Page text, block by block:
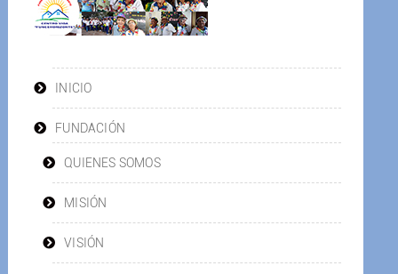
INICIO
FUNDACIÓN
QUIENES SOMOS
MISIÓN
VISIÓN